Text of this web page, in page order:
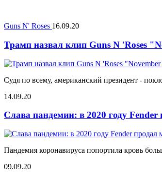
Guns N' Roses 16.09.20
Трамп назвал клип Guns N 'Roses
Судя по всему, американский президент -
14.09.20
Слава пандемии: в 2020 году
Пандемия коронавируса попортила кровь
09.09.20